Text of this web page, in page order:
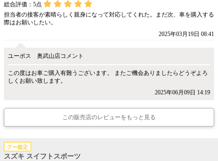
総合評価： 5点
担当者の接客が素晴らしく親身になって対応してくれた。まだ次、車を購入する
際はお願いしたい。
2025年03月19日 08:41
ユーポス 奥武山店コメント
この度はお車ご購入有難うございます。 またご機会ありましたらどうぞよろ
しくお願い致します。
2025年06月09日 14:19
この販売店のレビューをもっと見る
グー鑑定
スズキ スイフトスポーツ